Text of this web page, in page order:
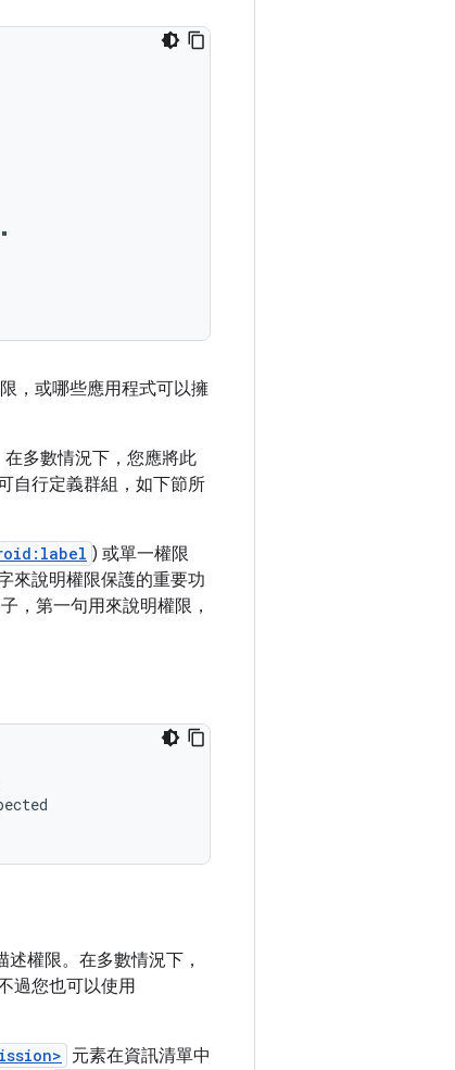
，或哪些應用程式可以擁
多數情況下，您應將此
自行定義群組，如下節所
) 或單一權限
來說明權限保護的重要功
，第一句用來說明權限，
權限。在多數情況下，
過您也可以使用
元素在資訊清單中